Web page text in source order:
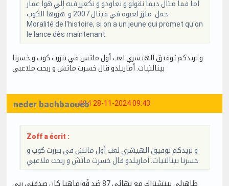
أما فما مثال ديما نقولو و نعاودو و نكعرر فيه إلي هوا عمار
جمل. ملزز لعبوه في فينال 2007 و هزوها الكوب.
Moralité de l'histoire, si on a un jeune qui promet qu'on
le lance dès maintenant.
و نزيدكم توفيق الهيشري لعب أول ماتش في بنزرت كوب و خسرنا
بينالتيات. أماريلدو قال خسرت ماتش و ربحت ملاعبي
#94 28-11-2024 09:43
neder bachbaoueb
Zoff a écrit :
و نزيدكم توفيق الهيشري لعب أول ماتش في بنزرت كوب و
خسرنا بينالتيات. أماريلدو قال خسرت ماتش و ربحت ملاعبي
ظاهرلي بيتشنزاك مع نهائي 87 ضد قْورماهيا كان صدقني ربي